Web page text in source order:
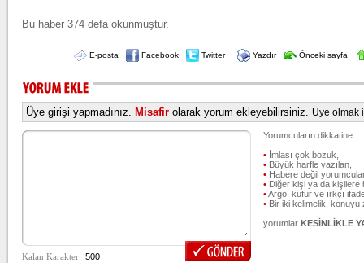
Bu haber 374 defa okunmuştur.
E-posta Facebook Twitter Yazdır Önceki sayfa
Üye girişi yapmadınız. Misafir olarak yorum ekleyebilirsiniz. Üye olmak
Yorumcuların dikkatine…
• İmlası çok bozuk,
• Büyük harfle yazılan,
• Habere değil
• Diğer kişi ya da kişilere
•Argo, küfür ve ırkçı
• Bir iki kelimelik, konuyu
yorumlar KESİNLİKLE